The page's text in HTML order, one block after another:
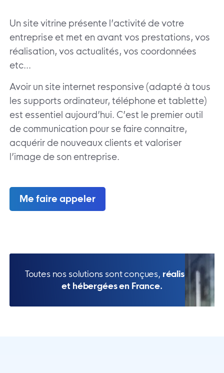
Un site vitrine présente l’activité de votre
entreprise et met en avant vos prestations, vos
réalisation, vos actualités, vos coordonnées
etc…
Avoir un site internet responsive (adapté à tous
les supports ordinateur, téléphone et tablette)
est essentiel aujourd’hui. C’est le premier outil
de communication pour se faire connaitre,
acquérir de nouveaux clients et valoriser
l’image de son entreprise.
Me faire appeler
Toutes nos solutions sont conçues, réalisées
et hébergées en France.